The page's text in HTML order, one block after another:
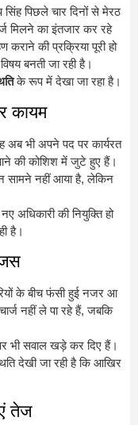
पिछले चार दिनों से मेरठ
मिलने का इंतजार कर रहे
की प्रक्रिया पूरी हो
बनती जा रही है।
के रूप में देखा जा रहा है।
कायम
अब भी अपने पद पर कार्यरत
की कोशिश में जुटे हुए हैं।
सामने नहीं आया है, लेकिन
अधिकारी की नियुक्ति हो
है।
के बीच फंसी हुई नजर आ
नहीं ले पा रहे हैं, जबकि
भी सवाल खड़े कर दिए हैं।
देखी जा रही है कि आखिर
तेज